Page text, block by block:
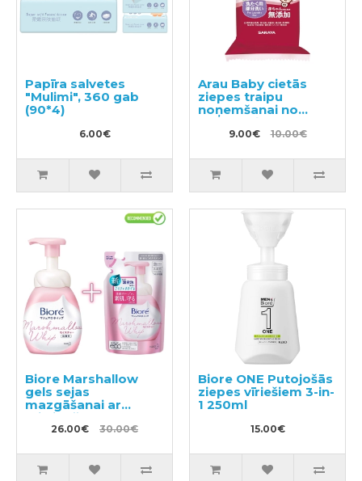
Papīra salvetes
"Mulimi", 360 gab
(90*4)
6.00€
Arau Baby cietās
ziepes traipu
noņemšanai no
bērnu veļas 110g
9.00€ 10.00€
Biore Marshallow
gels sejas
mazgāšanai ar
mitrinošo efektu
150ml + pildviela
26.00€ 30.00€
Biore ONE Putojošās
ziepes vīriešiem 3-in-
1 250ml
15.00€